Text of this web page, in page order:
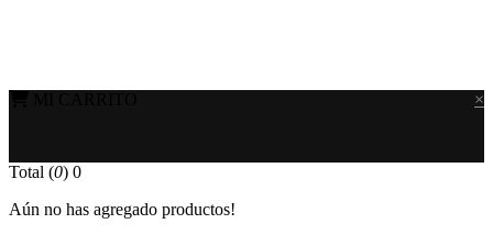
×
Total (0) 0
Aún no has agregado productos!